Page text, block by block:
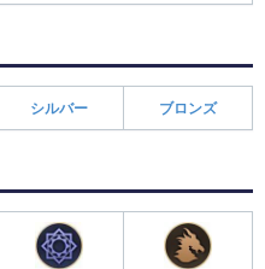
シルバー ブロンズ